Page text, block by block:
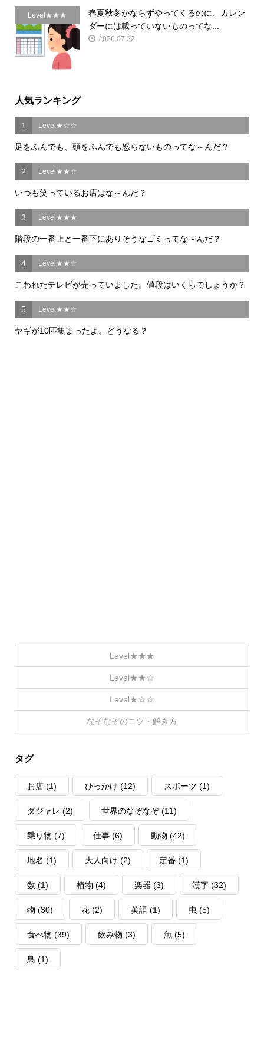
Level★★★
春夏秋冬かならずやってくるのに、カレン
ダーには載っていないものってな...
2026.07.22
人気ランキング
1 Level★☆☆
足をふんでも、頭をふんでも怒らないものってな～んだ？
2 Level★★☆
いつも笑っているお店はな～んだ？
3 Level★★★
階段の一番上と一番下にありそうなゴミってな～んだ？
4 Level★★☆
こわれたテレビが売っていました。値段はいくらでしょうか？
5 Level★★☆
ヤギが10匹集まったよ。どうなる？
Level★★★
Level★★☆
Level★☆☆
なぞなぞのコツ・解き方
タグ
お店(1) ひっかけ (12) スポーツ (1)
ダジャレ (2) 世界のなぞなぞ(11)
乗り物 (7) 仕事(6) 動物 (42)
地名 (1) 大人向け (2) 定番 (1)
数 (1) 植物 (4) 楽器 (3) 漢字(32)
物 (30) 花(2) 英語(1) 虫 (5)
食べ物 (39) 飲み物 (3) 魚 (5)
鳥 (1)